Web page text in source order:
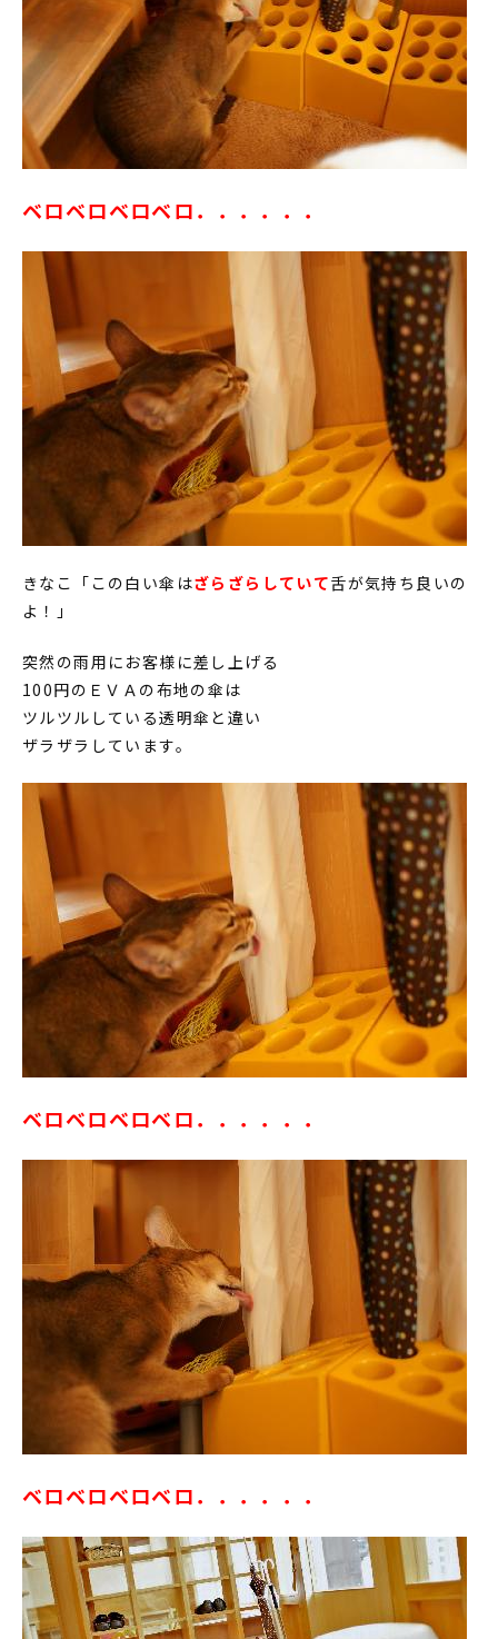
ベロベロベロベロ．．．．．．
きなこ「この白い傘はざらざらしていて舌が気持ち良いの
よ！」
突然の雨用にお客様に差し上げる
100円のＥＶＡの布地の傘は
ツルツルしている透明傘と違い
ザラザラしています。
ベロベロベロベロ．．．．．．
ベロベロベロベロ．．．．．．